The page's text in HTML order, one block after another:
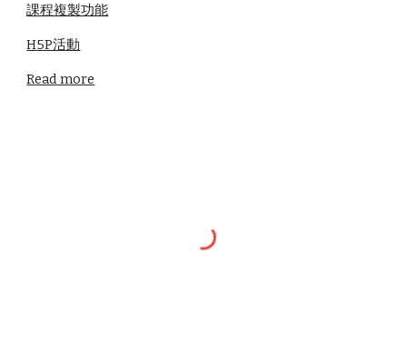
課程複製功能
H5P活動
Read more